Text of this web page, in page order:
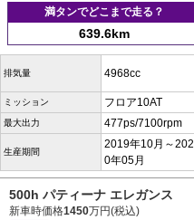
満タンでどこまで走る？
639.6km
排気量 4968cc
ミッション フロア10AT
最大出力 477ps/7100rpm
生産期間
2019年10月～202
0年05月
500h パティーナ エレガンス
新車時価格1450万円(税込)